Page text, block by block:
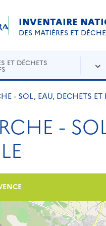
INVENTAIRE
DES MATIÈRES ET
ET DÉCHETS
- SOL, EAU, DECHETS
-